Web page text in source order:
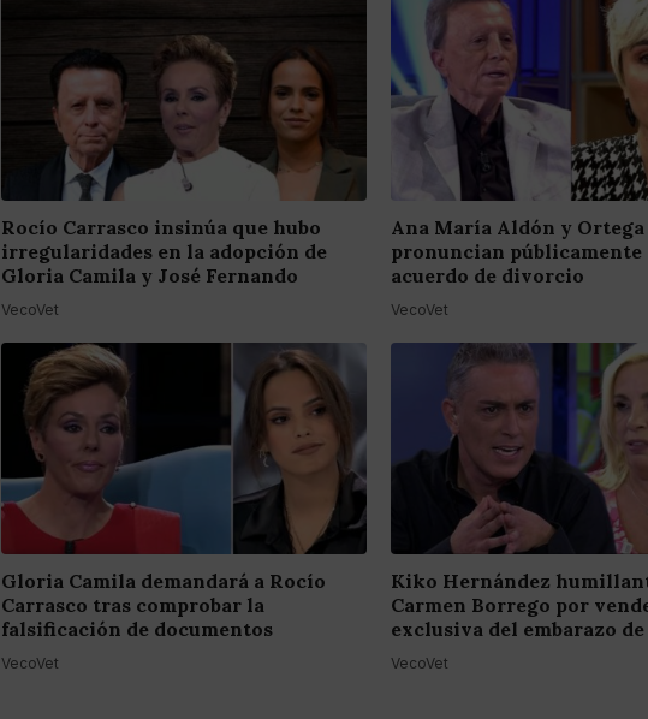
Rocío Carrasco insinúa que hubo
irregularidades en la adopción de
Gloria Camila y José Fernando
VecoVet
Ana María Aldón y Ortega
pronuncian públicamente
acuerdo de divorcio
VecoVet
Gloria Camila demandará a Rocío
Carrasco tras comprobar la
falsificación de documentos
VecoVet
Kiko Hernández
Carmen Borrego por
exclusiva del embarazo
VecoVet